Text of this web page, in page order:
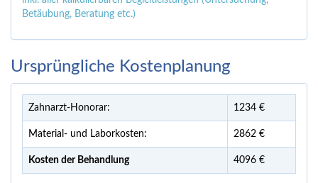
Betäubung, Beratung etc.)
Ursprüngliche Kostenplanung
Zahnarzt-Honorar: 1234 €
Material- und Laborkosten: 2862 €
Kosten der Behandlung 4096 €